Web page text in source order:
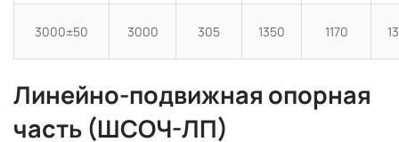
3000±50 3000 305 1350 1170
Линейно-подвижная опорная
часть (ШСОЧ-ЛП)